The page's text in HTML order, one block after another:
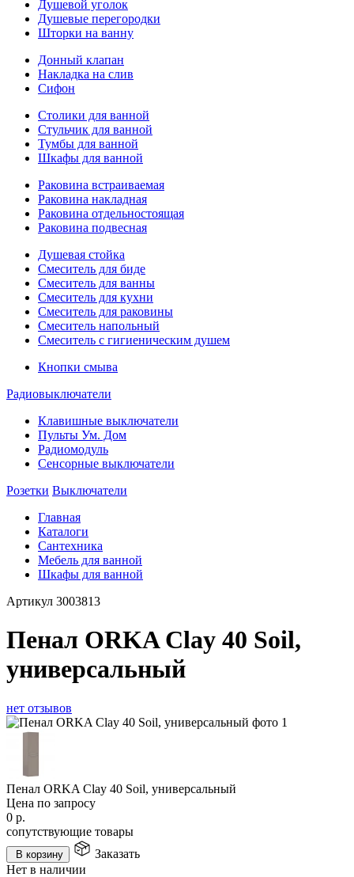
Душевой уголок
Душевые перегородки
Шторки на ванну
Донный клапан
Накладка на слив
Сифон
Столики для ванной
Стульчик для ванной
Тумбы для ванной
Шкафы для ванной
Раковина встраиваемая
Раковина накладная
Раковина отдельностоящая
Раковина подвесная
Душевая стойка
Смеситель для биде
Смеситель для ванны
Смеситель для кухни
Смеситель для раковины
Смеситель напольный
Смеситель с гигиеническим душем
Кнопки смыва
Радиовыключатели
Клавишные выключатели
Пульты Ум. Дом
Радиомодуль
Сенсорные выключатели
Розетки Выключатели
Главная
Каталоги
Сантехника
Мебель для ванной
Шкафы для ванной
Артикул 3003813
Пенал ORKA Clay 40 Soil,
универсальный
нет отзывов
Пенал ORKA Clay 40 Soil, универсальный
Цена по запросу
0 р.
сопутствующие товары
В корзину
Заказать
Нет в наличии